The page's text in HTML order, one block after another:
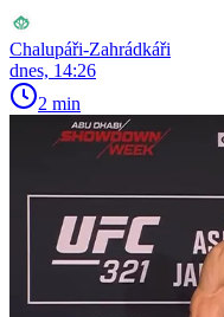
Chalupáři-Zahrádkáři
dnes, 14:26
2 min